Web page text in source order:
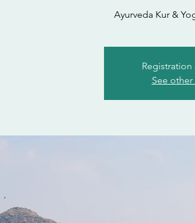
Ayurveda Kur &
Registration
See other